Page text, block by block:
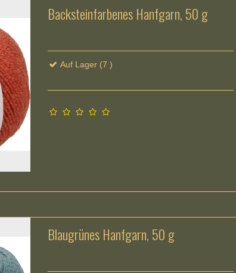
Backsteinfarbenes Hanfgarn, 50 g
Auf Lager (7 )
Blaugrünes Hanfgarn, 50 g